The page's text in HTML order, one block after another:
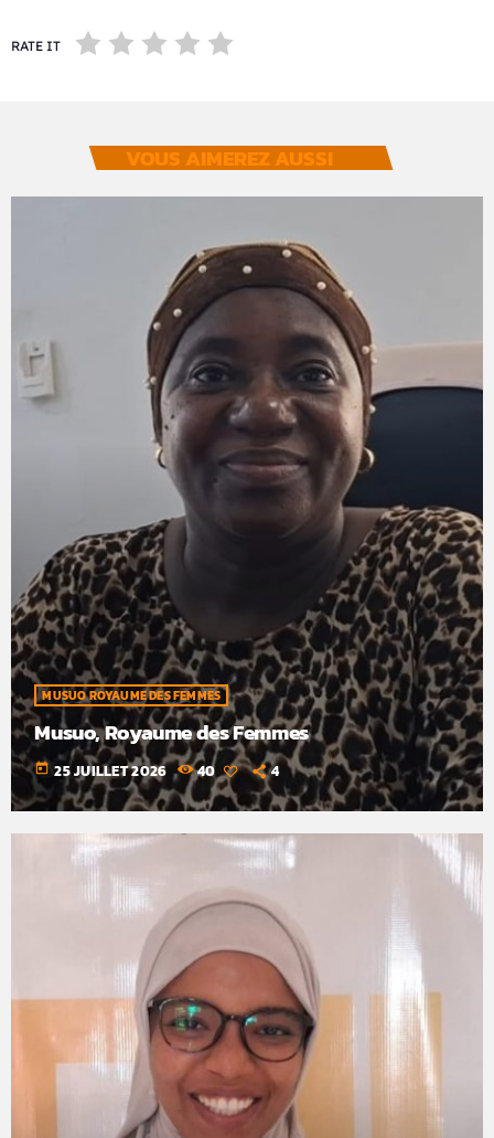
RATE IT
VOUS AIMEREZ AUSSI
MUSUO ROYAUME DES FEMMES
Musuo, Royaume des Femmes
today 25 JUILLET 2026 40 4